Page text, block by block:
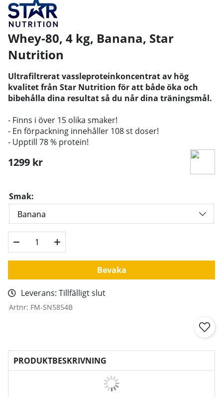
Whey-80, 4 kg, Banana, Star
Nutrition
Ultrafiltrerat vassleproteinkoncentrat av hög
kvalitet från Star Nutrition för att både öka och
bibehålla dina resultat så du når dina träningsmål.
- Finns i över 15 olika smaker!
- En förpackning innehåller 108 st doser!
- Upptill 78 % protein!
1299 kr
Smak:
Bevaka
Leverans: Tillfälligt slut
Artnr: FM-SN5854B
PRODUKTBESKRIVNING